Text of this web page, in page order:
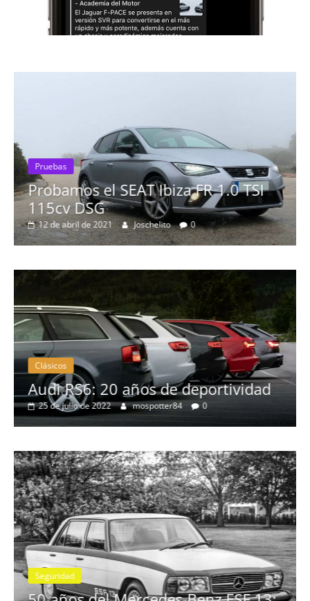
TSI
Pruebas
Joschelito
Clásicos
28 de junio de 2022 mospotter84 0
Seguridad Vídeo